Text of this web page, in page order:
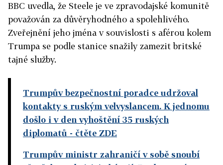
BBC uvedla, že Steele je ve zpravodajské komunitě
považován za důvěryhodného a spolehlivého.
Zveřejnění jeho jména v souvislosti s aférou kolem
Trumpa se podle stanice snažily zamezit britské
tajné služby.
Trumpův bezpečnostní poradce udržoval
kontakty s ruským velvyslancem. K jednomu
došlo i v den vyhoštění 35 ruských
diplomatů - čtěte ZDE
Trumpův ministr zahraničí v sobě snoubí